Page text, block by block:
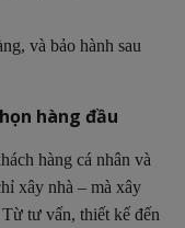
và bảo hành sau
hàng đầu
hàng cá nhân và
xây nhà – mà xây
tư vấn, thiết kế đến